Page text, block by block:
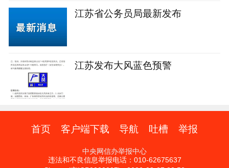
江苏省公务员局最新发布
江苏发布大风蓝色预警
首页 客户端下载 导航 吐槽 举报
中央网信办举报中心
违法和不良信息举报电话：010-62675637